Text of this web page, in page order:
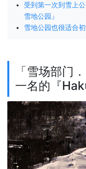
受到第一次到雪上
雪地公园』
雪地公园也很适合初
「雪场部门
一名的『